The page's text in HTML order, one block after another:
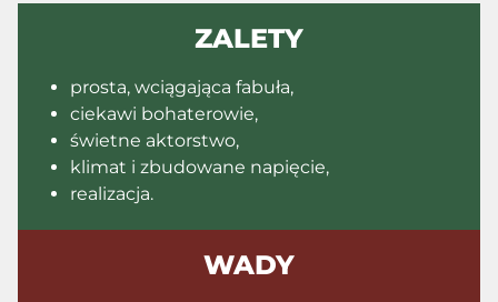
ZALETY
prosta, wciągająca fabuła,
ciekawi bohaterowie,
świetne aktorstwo,
klimat i zbudowane napięcie,
realizacja.
WADY